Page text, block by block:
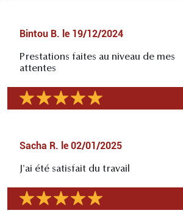
Bintou B. le 19/12/2024
Prestations faites au niveau de mes
attentes
Sacha R. le 02/01/2025
J'ai été satisfait du travail